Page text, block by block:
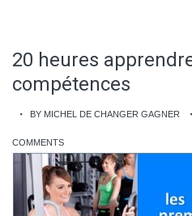
20 heures
compétences
BY MICHEL DE CHANGER GAGNER
COMMENTS